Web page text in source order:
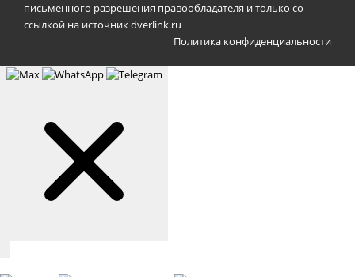
письменного разрешения правообладателя и только со
ссылкой на источник dverlink.ru
Политика конфиденциальности